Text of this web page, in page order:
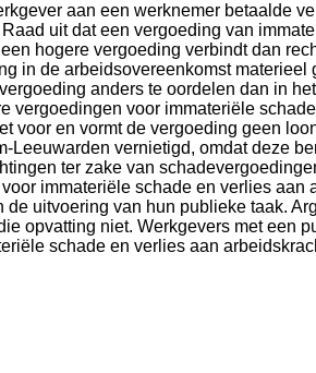
aan een werknemer betaalde
uit dat een vergoeding van
hogere vergoeding verbindt dan
in de arbeidsovereenkomst
anders te oordelen dan in
vergoedingen voor immateriële
voor en vormt de vergoeding geen
vernietigd, omdat deze
ter zake van
immateriële schade en verlies
uitvoering van hun publieke taak.
opvatting niet. Werkgevers met een
schade en verlies aan